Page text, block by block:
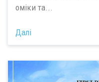
оміки та...
Далі